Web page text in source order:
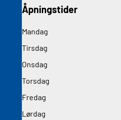
Åpningstider
Mandag
Tirsdag
Onsdag
Torsdag
Fredag
Lørdag